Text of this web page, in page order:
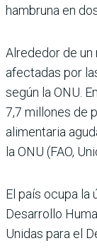
hambruna en
Alrededor de un
afectadas por
según la ONU.
7,7 millones de
alimentaria
la ONU (FAO,
El país ocupa la
Desarrollo
Unidas para el